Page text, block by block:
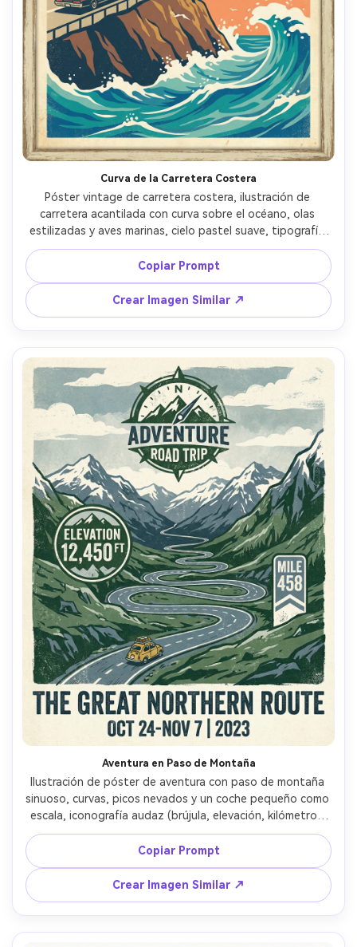
Curva de la Carretera Costera
Póster vintage de carretera costera, ilustración de
carretera acantilada con curva sobre el océano, olas
estilizadas y aves marinas, cielo pastel suave, tipografía
apilada audaz para "COSTAL DRIVE", subtexto pequeño
para número de ruta y fechas, marco clásico de impresión
de viajes con borde, textura de serigrafía, diseño gráfico
de alta calidad, lente de 85mm, poca profundidad de
campo, luz cinematográfica suave --ar 4:5
Copiar Prompt
Crear Imagen Similar ↗
Aventura en Paso de Montaña
Ilustración de póster de aventura con paso de montaña
sinuoso, curvas, picos nevados y un coche pequeño como
escala, iconografía audaz (brújula, elevación, kilómetro),
paleta de colores robusta (verde bosque, azul pizarra,
crema), apariencia de impresión entintada texturizada,
tipografía destacada con fecha estampada, lente de
85mm, poca profundidad de campo, luz cinematográfica
suave --ar 4:5
Copiar Prompt
Crear Imagen Similar ↗
Crea imágenes IA
ilimitadas. 100 %
gratis!
Empieza Gratis→